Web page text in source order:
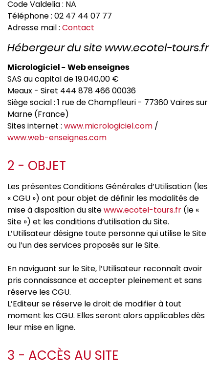
Code Valdelia : NA
Téléphone : 02 47 44 07 77
Adresse mail : Contact
Hébergeur du site www.ecotel-tours.fr
Micrologiciel - Web enseignes
SAS au capital de 19.040,00 €
Meaux - Siret 444 878 466 00036
Siège social : 1 rue de Champfleuri - 77360 Vaires sur
Marne (France)
Sites internet : www.micrologiciel.com /
www.web-enseignes.com
2 - OBJET
Les présentes Conditions Générales d’Utilisation (les
« CGU ») ont pour objet de définir les modalités de
mise à disposition du sitewww.ecotel-tours.fr (le «
Site ») et les conditions d’utilisation du Site.
L’Utilisateur désigne toute personne qui utilise le Site
ou l’un des services proposés sur le Site.
En naviguant sur le Site, l’Utilisateur reconnaît avoir
pris connaissance et accepter pleinement et sans
réserve les CGU.
L’Editeur se réserve le droit de modifier à tout
moment les CGU. Elles seront alors applicables dès
leur mise en ligne.
3 - ACCÈS AU SITE